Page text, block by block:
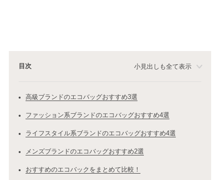
目次 小見出しも全て表示
高級ブランドのエコバッグおすすめ3選
ファッション系ブランドのエコバッグおすすめ4選
ライフスタイル系ブランドのエコバッグおすすめ4選
メンズブランドのエコバッグおすすめ2選
おすすめのエコバックをまとめて比較！